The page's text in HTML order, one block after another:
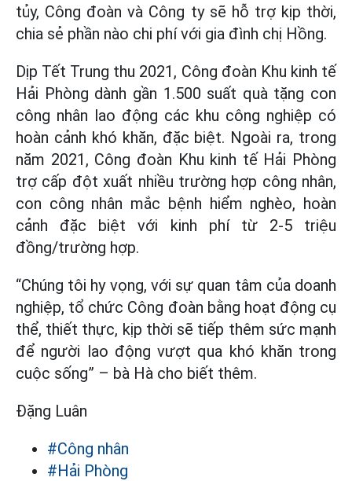
tủy, Công đoàn và Công ty sẽ hỗ trợ kịp thời,
chia sẻ phần nào chi phí với gia đình chị Hồng.
Dịp Tết Trung thu 2021, Công đoàn Khu kinh tế
Hải Phòng dành gần 1.500 suất quà tặng con
công nhân lao động các khu công nghiệp có
hoàn cảnh khó khăn, đặc biệt. Ngoài ra, trong
năm 2021, Công đoàn Khu kinh tế Hải Phòng
trợ cấp đột xuất nhiều trường hợp công nhân,
con công nhân mắc bệnh hiểm nghèo, hoàn
cảnh đặc biệt với kinh phí từ 2-5 triệu
đồng/trường hợp.
“Chúng tôi hy vọng, với sự quan tâm của doanh
nghiệp, tổ chức Công đoàn bằng hoạt động cụ
thể, thiết thực, kịp thời sẽ tiếp thêm sức mạnh
để người lao động vượt qua khó khăn trong
cuộc sống” – bà Hà cho biết thêm.
Đặng Luân
#Công nhân
#Hải Phòng